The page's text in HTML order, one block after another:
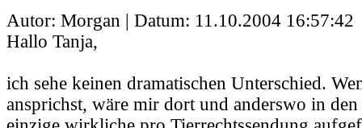
Autor: Morgan | Datum: 11.10.2004 16:57:42
Hallo Tanja,
ich sehe keinen dramatischen Unterschied.
ansprichst, wäre mir dort und anderswo in